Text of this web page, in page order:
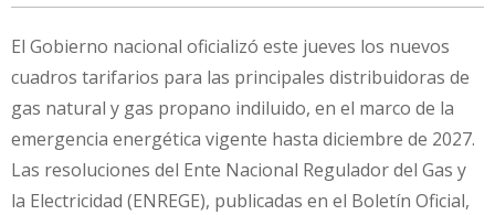
El Gobierno nacional oficializó este jueves los nuevos
cuadros tarifarios para las principales distribuidoras de
gas natural y gas propano indiluido, en el marco de la
emergencia energética vigente hasta diciembre de 2027.
Las resoluciones del Ente Nacional Regulador del Gas y
la Electricidad (ENREGE), publicadas en el Boletín Oficial,